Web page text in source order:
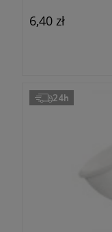
6,40 zł
24h